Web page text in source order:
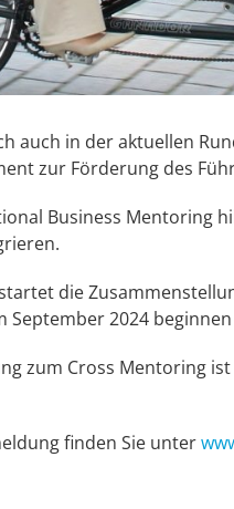
auch in der aktuellen
zur Förderung des
Business Mentoring
die
September 2024
zum Cross Mentoring ist
finden Sie unter